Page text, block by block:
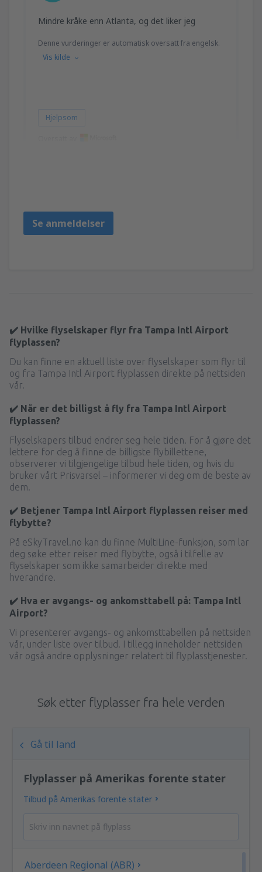
Mindre kråke enn Atlanta, og det liker jeg
Denne vurderinger er automatisk oversatt fra engelsk.
Vis kilde
Hjelpsom
Se anmeldelser
✔️ Hvilke flyselskaper flyr fra Tampa Intl Airport
flyplassen?
Du kan finne en aktuell liste over flyselskaper som flyr til
og fra Tampa Intl Airport flyplassen direkte på nettsiden
vår.
✔️ Når er det billigst å fly fra Tampa Intl Airport
flyplassen?
Flyselskapers tilbud endrer seg hele tiden. For å gjøre det
lettere for deg å finne de billigste flybillettene,
observerer vi tilgjengelige tilbud hele tiden, og hvis du
bruker vårt Prisvarsel – informerer vi deg om de beste av
dem.
✔️ Betjener Tampa Intl Airport flyplassen reiser med
flybytte?
På eSkyTravel.no kan du finne MultiLine-funksjon, som lar
deg søke etter reiser med flybytte, også i tilfelle av
flyselskaper som ikke samarbeider direkte med
hverandre.
✔️ Hva er avgangs- og ankomsttabell på: Tampa Intl
Airport?
Vi presenterer avgangs- og ankomsttabellen på nettsiden
vår, under liste over tilbud. I tillegg inneholder nettsiden
vår også andre opplysninger relatert til flyplasstjenester.
Søk etter flyplasser fra hele verden
Gå til land
Flyplasser på Amerikas forente stater
Tilbud på Amerikas forente stater
Aberdeen Regional (ABR)